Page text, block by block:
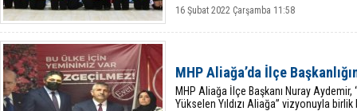
16 Şubat 2022 Çarşamba 11:58
MHP Aliağa’da İlçe
MHP Aliağa İlçe Başkanı Nuray Aydemir,
Yükselen Yıldızı Aliağa” vizyonuyla